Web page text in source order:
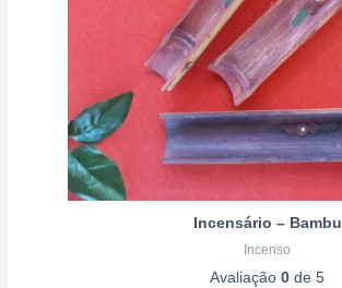
Incensário – Bambu
Incenso
Avaliação0 de 5